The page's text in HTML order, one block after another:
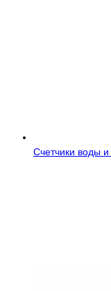
Счетчики воды и